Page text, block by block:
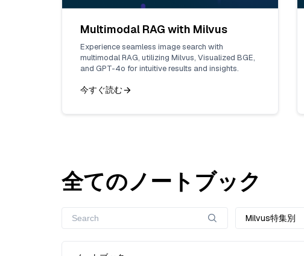
Multimodal RAG with Milvus
Experience seamless image search with
multimodal RAG, utilizing Milvus, Visualized BGE,
and GPT-4o for intuitive results and insights.
今すぐ読む
全てのノートブック
Milvus特集別